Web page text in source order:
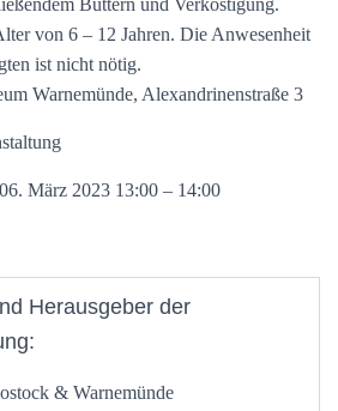
Buttern und Verköstigung.
von 6 – 12 Jahren. Die Anwesenheit
ist nicht nötig.
Warnemünde, Alexandrinenstraße 3
März 2023 13:00 – 14:00
Herausgeber der
& Warnemünde